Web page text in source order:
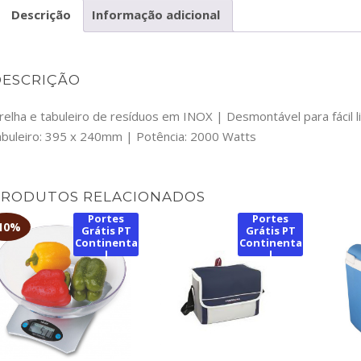
Descrição Informação adicional
e tabuleiro de resíduos em INOX | Desmontável para
395 x 240mm | Potência: 2000 Watts
RELACIONADOS
Portes
Grátis PT
Continenta
l
Portes
Grátis PT
Continenta
l